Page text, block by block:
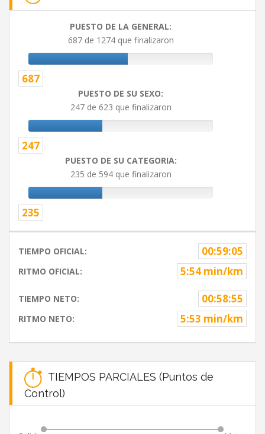
PUESTO DE LA GENERAL:
687 de 1274 que finalizaron
687
PUESTO DE SU SEXO:
247 de 623 que finalizaron
247
PUESTO DE SU CATEGORIA:
235 de 594 que finalizaron
235
TIEMPO OFICIAL: 00:59:05
RITMO OFICIAL: 5:54 min/km
TIEMPO NETO: 00:58:55
RITMO NETO: 5:53 min/km
TIEMPOS PARCIALES (Puntos de
Control)